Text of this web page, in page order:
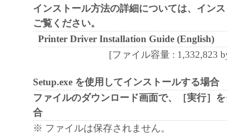
must assure that all such users shall abide by
Agreement and shall be subject to restrictions
borne by you hereunder.
You may make one copy of the SOFTWARE
purpose.
2. RESTRICTIONS
You shall not use the SOFTWARE except as
permitted herein, and shall not assign,
インストール方法の詳細については、イン
ご覧ください。
Printer Driver Installation Guide (English)
[ファイル容量 : 1,332,823
Setup.exe を使用してインストールする場合
ファイルのダウンロード画面で、［実行］
合
※ ファイルは保存されません。